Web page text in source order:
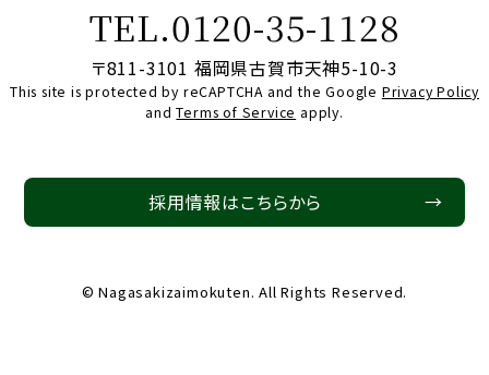
TEL.0120-35-1128
〒811-3101 福岡県古賀市天神5-10-3
This site is protected by reCAPTCHA and the Google Privacy Policy
andTerms of Service apply.
採用情報はこちらから →
© Nagasakizaimokuten. All Rights Reserved.